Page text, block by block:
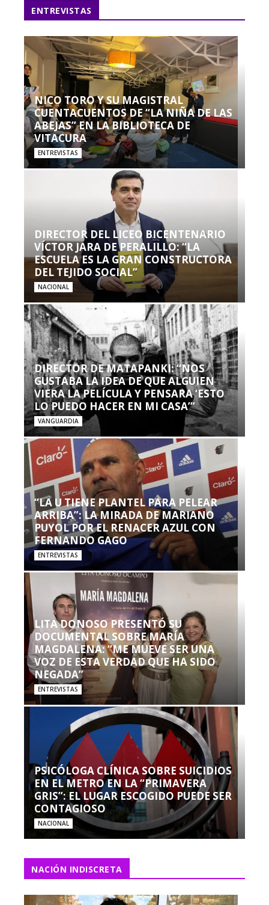
ENTREVISTAS
NICO TORO Y SU MAGISTRAL
CUENTACUENTOS DE “LA NIÑA DE LAS
ABEJAS” EN LA BIBLIOTECA DE
VITACURA
ENTREVISTAS
DIRECTOR DEL LICEO BICENTENARIO
VÍCTOR JARA DE PERALILLO: “LA
ESCUELA ES LA GRAN CONSTRUCTORA
DEL TEJIDO SOCIAL”
NACIONAL
DIRECTOR DE MATAPANKI: “NOS
GUSTABA LA IDEA DE QUE ALGUIEN
VIERA LA PELÍCULA Y PENSARA ‘ESTO
LO PUEDO HACER EN MI CASA’”
VANGUARDIA
“LA U TIENE PLANTEL PARA PELEAR
ARRIBA”: LA MIRADA DE MARIANO
PUYOL POR EL RENACER AZUL CON
FERNANDO GAGO
ENTREVISTAS
LITA DONOSO PRESENTÓ SU
DOCUMENTAL SOBRE MARÍA
MAGDALENA: “ME MUEVE SER UNA
VOZ DE ESTA VERDAD QUE HA SIDO
NEGADA”
ENTREVISTAS
PSICÓLOGA CLÍNICA SOBRE SUICIDIOS
EN EL METRO EN LA “PRIMAVERA
GRIS”: EL LUGAR ESCOGIDO PUEDE SER
CONTAGIOSO
NACIONAL
NACIÓN INDISCRETA